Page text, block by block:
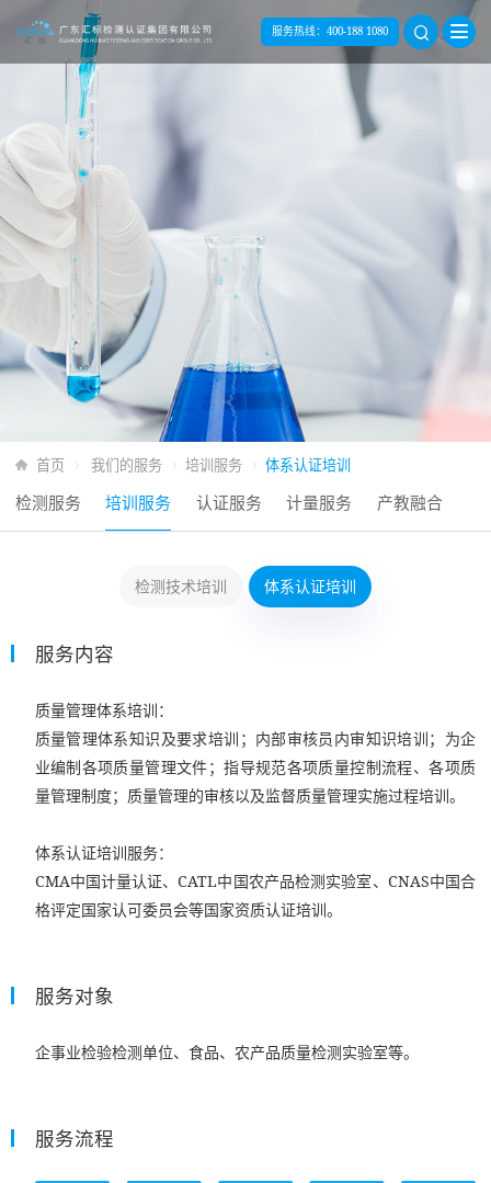
服务热线： 400-188 1080
首页 我们的服务 培训服务 体系认证培训
检测服务 培训服务 认证服务 计量服务 产教融合
检测技术培训 体系认证培训
服务内容
质量管理体系培训：
质量管理体系知识及要求培训；内部审核员内审知识培训；为企
业编制各项质量管理文件；指导规范各项质量控制流程、各项质
量管理制度；质量管理的审核以及监督质量管理实施过程培训。
体系认证培训服务：
CMA中国计量认证、CATL中国农产品检测实验室、CNAS中国合
格评定国家认可委员会等国家资质认证培训。
服务对象
企事业检验检测单位、食品、农产品质量检测实验室等。
服务流程